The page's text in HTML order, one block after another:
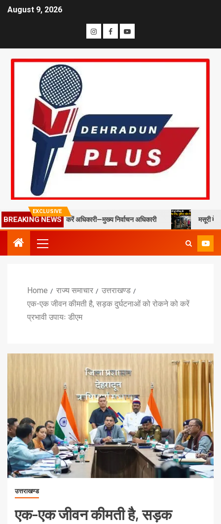
August 9, 2026
EXCLUSIVE
BREAKING NEWS
प्रोत्साहित करें अधिकारी—मुख्य निर्वाचन अधिकारी मसूरी में पूर्व सैनिक
Home राज्य समाचार
उत्तराखण्ड
एक-एक जीवन कीमती है, सड़क दुर्घटनाओं को रोकने को करें
प्रभावी उपायः डीएम
उत्तराखण्ड
एक-एक जीवन कीमती है, सड़क